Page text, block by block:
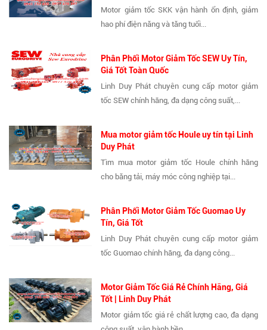
Motor giảm tốc SKK vận hành ổn định, giảm
hao phí điện năng và tăng tuổi...
Phân Phối Motor Giảm Tốc SEW Uy Tín,
Giá Tốt Toàn Quốc
Linh Duy Phát chuyên cung cấp motor giảm
tốc SEW chính hãng, đa dạng công suất,...
Mua motor giảm tốc Houle uy tín tại Linh
Duy Phát
Tìm mua motor giảm tốc Houle chính hãng
cho băng tải, máy móc công nghiệp tại...
Phân Phối Motor Giảm Tốc Guomao Uy
Tín, Giá Tốt
Linh Duy Phát chuyên cung cấp motor giảm
tốc Guomao chính hãng, đa dạng công...
Motor Giảm Tốc Giá Rẻ Chính Hãng, Giá
Tốt | Linh Duy Phát
Motor giảm tốc giá rẻ chất lượng cao, đa dạng